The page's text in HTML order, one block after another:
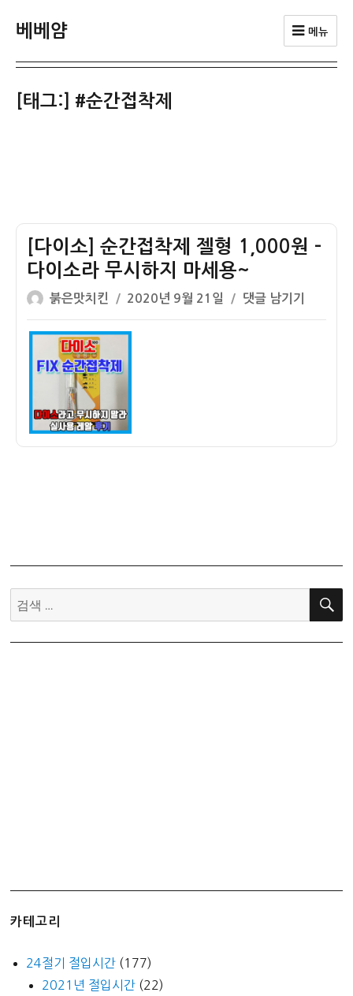
베베얌 메뉴
[태그:] #순간접착제
[다이소] 순간접착제 젤형 1,000원 –
다이소라 무시하지 마세용~
글
쓴
이
붉은맛치킨
작
성
일
2020년 9월 21일
[다
이
댓글 남기기
검
색:
검
카테고리
24절기 절입시간 (177)
2021년 절입시간 (22)